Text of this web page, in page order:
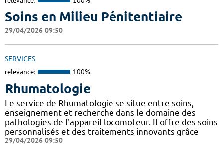
Soins en Milieu Pénitentiaire
29/04/2026 09:50
SERVICES
relevance: 100%
Rhumatologie
Le service de Rhumatologie se situe entre soins,
enseignement et recherche dans le domaine des
pathologies de l'appareil locomoteur. Il offre des soins
personnalisés et des traitements innovants grâce
29/04/2026 09:50